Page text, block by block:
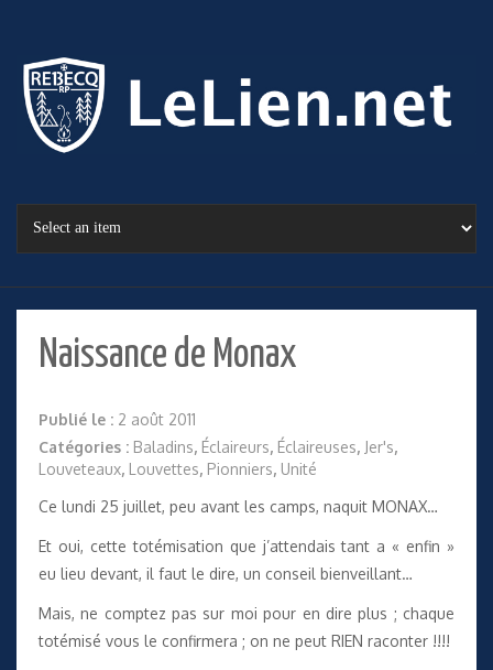
Naissance de Monax
Publié le : 2 août 2011
Catégories : Baladins, Éclaireurs, Éclaireuses, Jer's,
Louveteaux, Louvettes, Pionniers, Unité
Ce lundi 25 juillet, peu avant les camps, naquit MONAX…
Et oui, cette totémisation que j’attendais tant a « enfin »
eu lieu devant, il faut le dire, un conseil bienveillant…
Mais, ne comptez pas sur moi pour en dire plus ; chaque
totémisé vous le confirmera ; on ne peut RIEN raconter !!!!